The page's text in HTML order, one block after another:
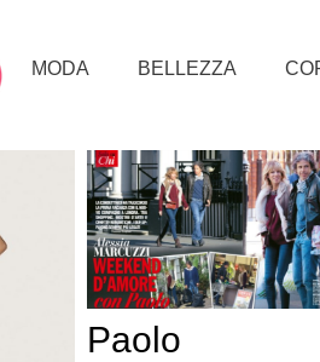
MODA BELLEZZA
Paolo